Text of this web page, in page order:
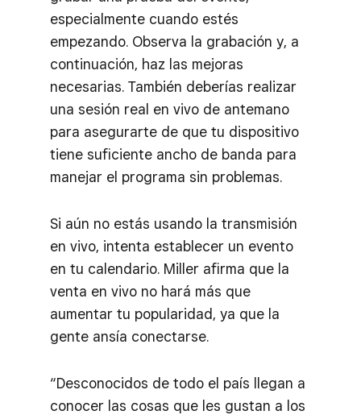
especialmente cuando estés
empezando. Observa la grabación y, a
continuación, haz las mejoras
necesarias. También deberías realizar
una sesión real en vivo de antemano
para asegurarte de que tu dispositivo
tiene suficiente ancho de banda para
manejar el programa sin problemas.
Si aún no estás usando la transmisión
en vivo, intenta establecer un evento
en tu calendario. Miller afirma que la
venta en vivo no hará más que
aumentar tu popularidad, ya que la
gente ansía conectarse.
“Desconocidos de todo el país llegan a
conocer las cosas que les gustan a los